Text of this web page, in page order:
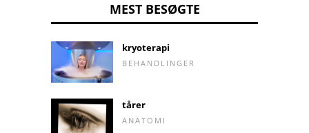
MEST BESØGTE
kryoterapi
BEHANDLINGER
tårer
ANATOMI